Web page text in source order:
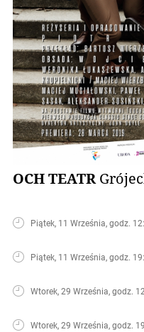
OCH TEATR
Piątek, 11 Września, godz.
Piątek, 11 Września, godz.
Wtorek, 29 Września, godz.
Wtorek, 29 Września, godz.